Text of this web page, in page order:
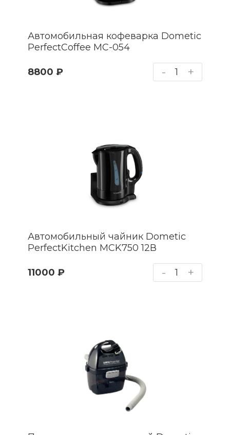
Автомобильная кофеварка Dometic
PerfectCoffee MC-054
8800 ₽ - +
Автомобильный чайник Dometic
PerfectKitchen MCK750 12В
11000 ₽ - +